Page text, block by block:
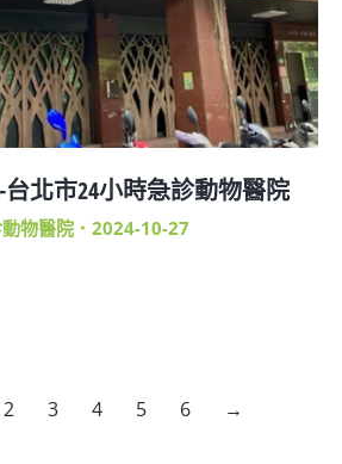
北市24小時急診動物醫院
物醫院 2024-10-27
2 3 4 5 6 →